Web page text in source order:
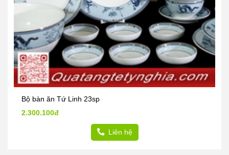
Bộ bàn ăn Tứ Linh 23sp
2.300.100đ
Liên hệ